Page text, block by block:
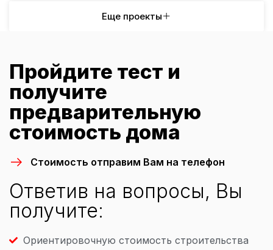
Еще проекты
Пройдите тест и
получите
предварительную
стоимость дома
Стоимость отправим Вам на телефон
Ответив на вопросы, Вы
получите:
Ориентировочную стоимость строительства